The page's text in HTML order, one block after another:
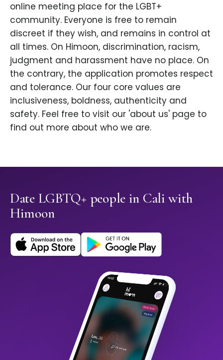
online meeting place for the LGBT+
community. Everyone is free to remain
discreet if they wish, and remains in control at
all times. On Himoon, discrimination, racism,
judgment and harassment have no place. On
the contrary, the application promotes respect
and tolerance. Our four core values are
inclusiveness, boldness, authenticity and
safety. Feel free to visit our 'about us' page to
find out more about who we are.
Date LGBTQ+ people in Cali with
Himoon